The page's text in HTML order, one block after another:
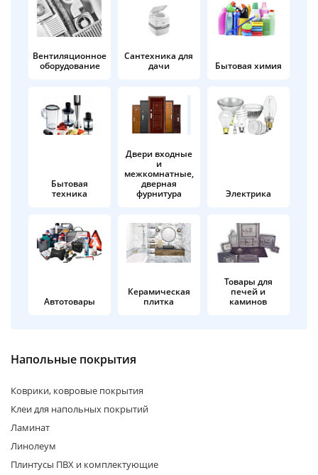
Вентиляционное
оборудование
Сантехника для
дачи
Бытовая химия
Бытовая
техника
Двери входные
и
межкомнатные,
дверная
фурнитура
Электрика
Автотовары
Керамическая
плитка
Товары для
печей и
каминов
Напольные покрытия
Коврики, ковровые покрытия
Клеи для напольных покрытий
Ламинат
Линолеум
Плинтусы ПВХ и комплектующие
по25%каждые 2 недели
Подробнее
об оплате Плайтом
раз в 2
недели
Остались вопросы?
8 800 302-02-51
plait.ru